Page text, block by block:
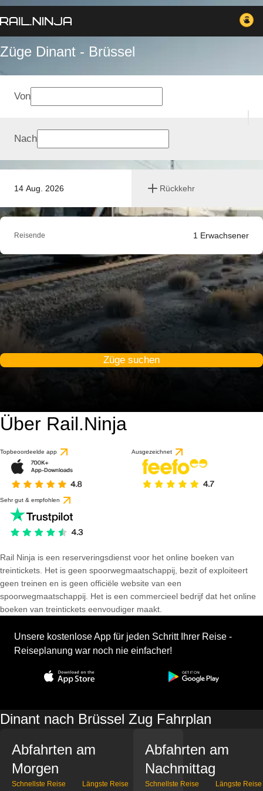
Züge Dinant - Brüssel
14 Aug. 2026 Rückkehr
Von
Nach
Reisende 1 Erwachsener
Züge suchen
Über Rail.Ninja
Topbeoordeelde app Ausgezeichnet
Sehr gut & empfohlen
Rail Ninja is een reserveringsdienst voor het online boeken van
treintickets. Het is geen spoorwegmaatschappij, bezit of exploiteert
geen treinen en is geen officiële website van een
spoorwegmaatschappij. Het is een commercieel bedrijf dat het online
boeken van treintickets eenvoudiger maakt.
Unsere kostenlose App für jeden Schritt Ihrer Reise -
Reiseplanung war noch nie einfacher!
Dinant nach Brüssel Zug Fahrplan
Abfahrten am
Morgen
Schnellste Reise Längste Reise
Abfahrten am
Nachmittag
Schnellste Reise Längste Reise